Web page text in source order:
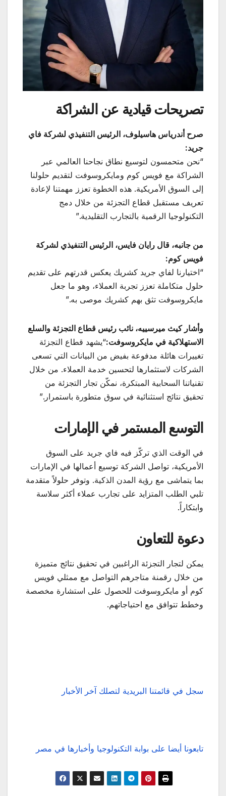
تصريحات قيادية عن الشراكة
صرح أندرياس هاسيلوف، الرئيس التنفيذي لشركة فاي
جريد:
“نحن متحمسون لتوسيع نطاق نجاحنا العالمي عبر
الشراكة مع فويس كوم ومايكروسوفت لتقديم حلولنا
إلى السوق الأمريكية. هذه الخطوة تعزز مهمتنا لإعادة
تعريف مستقبل قطاع التجزئة من خلال دمج
التكنولوجيا الرقمية بالتجارب التقليدية.”
من جانبه، قال رايان فايس، الرئيس التنفيذي لشركة
فويس كوم:
“اختيارنا لفاي جريد كشريك يعكس قدرتهم على تقديم
حلول متكاملة تعزز تجربة العملاء، وهو ما جعل
مايكروسوفت تثق بهم كشريك موصى به.”
وأشار كيث ميرسييه، نائب رئيس قطاع التجزئة والسلع
الاستهلاكية في مايكروسوفت:“يشهد قطاع التجزئة
تغييرات هائلة مدفوعة بفيض من البيانات التي تسعى
الشركات لاستثمارها لتحسين خدمة العملاء. من خلال
تقنياتنا السحابية المبتكرة، نمكّن تجار التجزئة من
تحقيق نتائج استثنائية في سوق متطورة باستمرار.”
التوسع المستمر في الإمارات
في الوقت الذي تركّز فيه فاي جريد على السوق
الأمريكية، تواصل الشركة توسيع أعمالها في الإمارات
بما يتماشى مع رؤية المدن الذكية. وتوفر حلولاً متقدمة
تلبي الطلب المتزايد على تجارب عملاء أكثر سلاسة
وابتكاراً.
دعوة للتعاون
يمكن لتجار التجزئة الراغبين في تحقيق نتائج متميزة
من خلال رقمنة متاجرهم التواصل مع ممثلي فويس
كوم أو مايكروسوفت للحصول على استشارة مخصصة
وخطط تتوافق مع احتياجاتهم.
سجل في قائمتنا البريدية لتصلك آخر الأخبار
تابعونا أيضا على بوابة التكنولوجيا وأخبارها في مصر